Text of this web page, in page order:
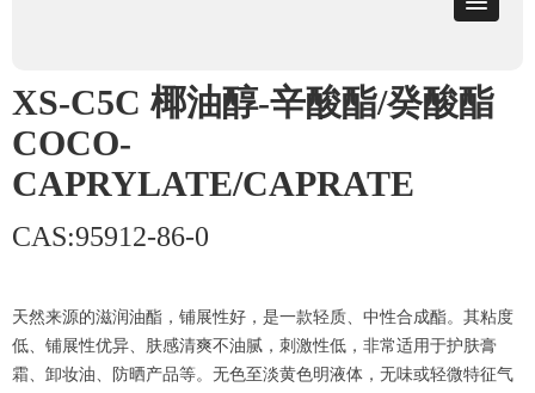
XS-C5C 椰油醇-辛酸酯/癸酸酯
COCO-
CAPRYLATE/CAPRATE
CAS:95912-86-0
天然来源的滋润油酯，铺展性好，是一款轻质、中性合成酯。其粘度
低、铺展性优异、肤感清爽不油腻，刺激性低，非常适用于护肤膏
霜、卸妆油、防晒产品等。无色至淡黄色明液体，无味或轻微特征气